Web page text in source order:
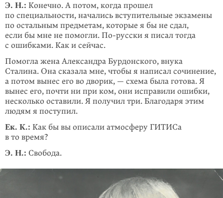
Э. Н.: Конечно. А потом, когда прошел
по специальности, начались вступитель­ные экзамены
по осталь­ным предметам, которые я бы не сдал,
если бы мне не помогли. По-русски я писал тогда
с ошибками. Как и сейчас.
Помогла жена Александра Бурдон­ского, внука
Сталина. Она сказала мне, чтобы я написал сочинение,
а потом вынес его во дворик, — схема была готова. Я
вы­нес его, почти ни при ком, они исправили ошибки,
несколько оставили. Я полу­­чил три. Благодаря этим
людям я поступил.
Ек. К.: Как бы вы описали атмосферу ГИТИСа
в то время?
Э. Н.: Свобода.